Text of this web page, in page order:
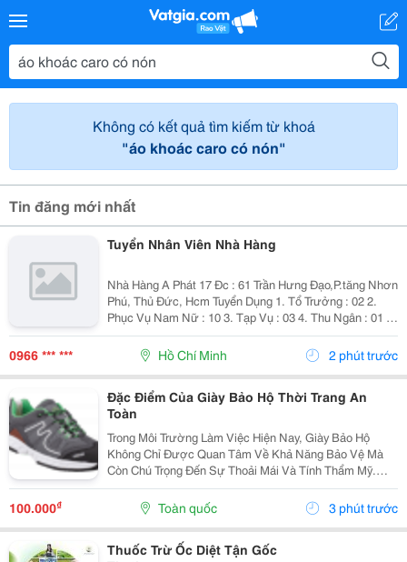
Không có kết quả tìm kiếm từ khoá
"áo khoác caro có nón"
Tin đăng mới nhất
Tuyển Nhân Viên Nhà Hàng
Nhà Hàng A Phát 17 Đc : 61 Trần Hưng Đạo,P.tăng Nhơn
Phú, Thủ Đức, Hcm Tuyển Dụng 1. Tổ Trưởng : 02 2.
Phục Vụ Nam Nữ : 10 3. Tạp Vụ : 03 4. Thu Ngân : 01 5.
Tiếp Thực : 02 6. Tả Hổ : 02 Mức Lương + Phụ Cấp :
Thoả Thuận Khi Phỏng...
0966 *** *** Hồ Chí Minh 2 phút trước
Đặc Điểm Của Giày Bảo Hộ Thời Trang An
Toàn
Trong Môi Trường Làm Việc Hiện Nay, Giày Bảo Hộ
Không Chỉ Được Quan Tâm Về Khả Năng Bảo Vệ Mà
Còn Chú Trọng Đến Sự Thoải Mái Và Tính Thẩm Mỹ.
Chính Vì Vậy, Giày Bảo Hộ Thời Trang An Toàn Đang Trở
Thành Lựa Chọn Được Nhiều Người Lao Động, Kỹ Sư
100.000₫ Toàn quốc 3 phút trước
Thuốc Trừ Ốc Diệt Tận Gốc